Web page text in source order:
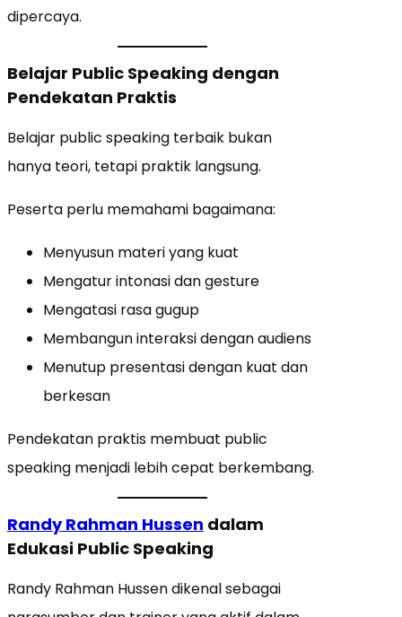
dipercaya.
Belajar Public Speaking dengan
Pendekatan Praktis
Belajar public speaking terbaik bukan
hanya teori, tetapi praktik langsung.
Peserta perlu memahami bagaimana:
Menyusun materi yang kuat
Mengatur intonasi dan gesture
Mengatasi rasa gugup
Membangun interaksi dengan audiens
Menutup presentasi dengan kuat dan
berkesan
Pendekatan praktis membuat public
speaking menjadi lebih cepat berkembang.
Randy Rahman Hussen dalam
Edukasi Public Speaking
Randy Rahman Hussen dikenal sebagai